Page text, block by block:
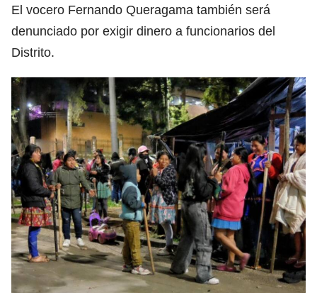
El vocero Fernando Queragama también será
denunciado por exigir dinero a funcionarios del
Distrito.